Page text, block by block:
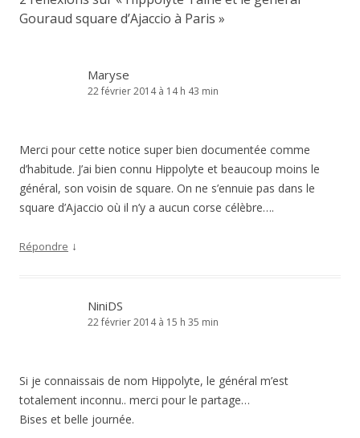
Gouraud square d’Ajaccio à Paris »
Maryse
22 février 2014 à 14 h 43 min
Merci pour cette notice super bien documentée comme
d’habitude. J’ai bien connu Hippolyte et beaucoup moins le
général, son voisin de square. On ne s’ennuie pas dans le
square d’Ajaccio où il n’y a aucun corse célèbre….
Répondre ↓
NiniDS
22 février 2014 à 15 h 35 min
Si je connaissais de nom Hippolyte, le général m’est
totalement inconnu.. merci pour le partage…
Bises et belle journée.